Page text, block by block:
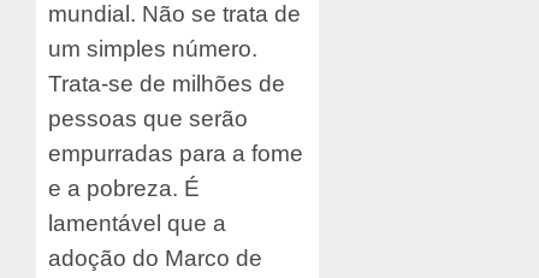
mundial. Não se trata de
um simples número.
Trata-se de milhões de
pessoas que serão
empurradas para a fome
e a pobreza. É
lamentável que a
adoção do Marco de